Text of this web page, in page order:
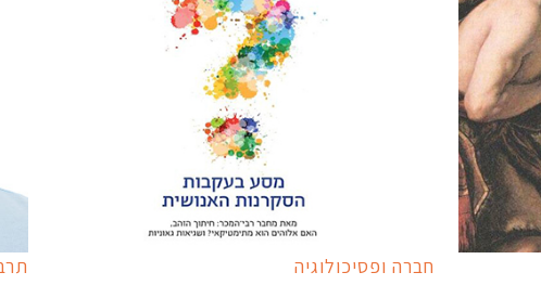
חברה ופסיכולוגיה